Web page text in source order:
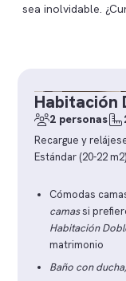
sea inolvidable.
Habitación
2 personas
Recargue y
Estándar (20-22
Cómodas
camassi
Habitación
matrimonio
Baño con